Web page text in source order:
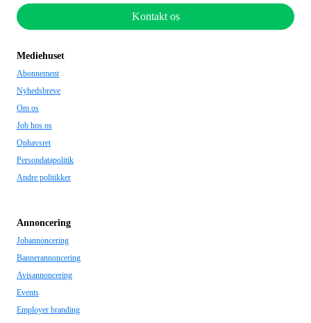
Kontakt os
Mediehuset
Abonnement
Nyhedsbreve
Om os
Job hos os
Ophavsret
Persondatapolitik
Andre politikker
Annoncering
Jobannoncering
Bannerannoncering
Avisannoncering
Events
Employer branding